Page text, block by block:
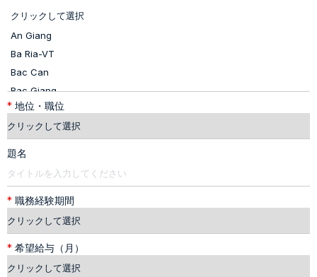
* 地位・職位
題名
* 職務経験期間
* 希望給与（月）